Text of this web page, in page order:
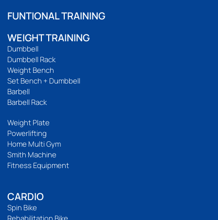
FUNTIONAL TRAINING
WEIGHT TRAINING
Dumbbell
Dumbbell Rack
Weight Bench
Set Bench + Dumbbell
Barbell
Barbell Rack
Weight Plate
Powerlifting
Home Multi Gym
Smith Machine
Fitness Equipment
CARDIO
Spin Bike